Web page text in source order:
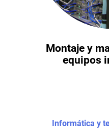
Montaje y
equipos
Informática y